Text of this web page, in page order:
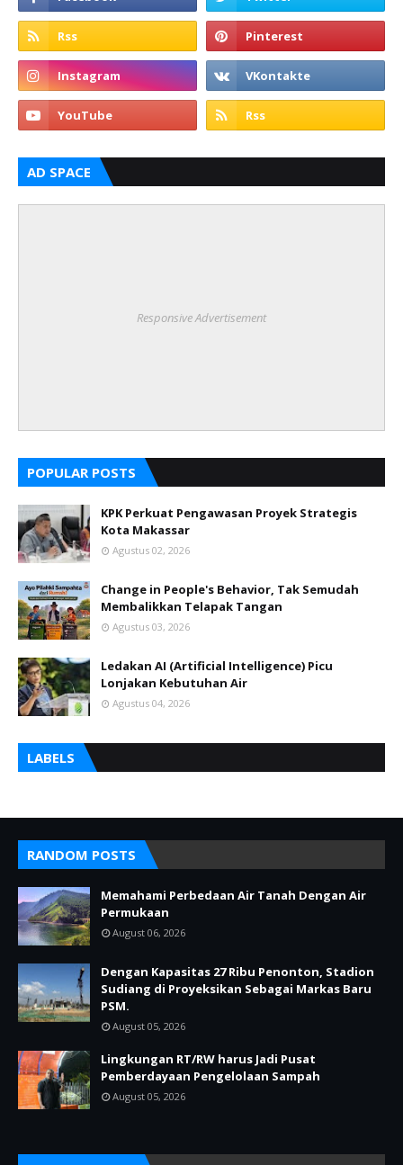
AD SPACE
Responsive Advertisement
POPULAR POSTS
KPK Perkuat Pengawasan Proyek Strategis
Kota Makassar
Agustus 02, 2026
Change in People's Behavior, Tak Semudah
Membalikkan Telapak Tangan
Agustus 03, 2026
Ledakan AI (Artificial Intelligence) Picu
Lonjakan Kebutuhan Air
Agustus 04, 2026
LABELS
RANDOM POSTS
Memahami Perbedaan Air Tanah Dengan Air
Permukaan
August 06, 2026
Dengan Kapasitas 27 Ribu Penonton, Stadion
Sudiang di Proyeksikan Sebagai Markas Baru
PSM.
August 05, 2026
Lingkungan RT/RW harus Jadi Pusat
Pemberdayaan Pengelolaan Sampah
August 05, 2026